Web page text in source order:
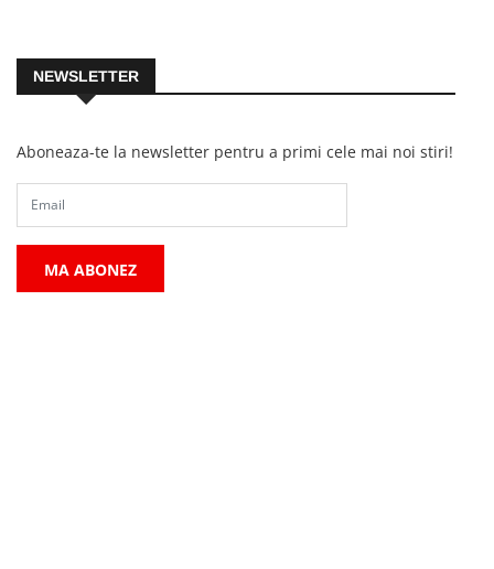
NEWSLETTER
Aboneaza-te la newsletter pentru a primi cele mai noi stiri!
MA ABONEZ